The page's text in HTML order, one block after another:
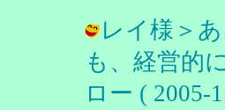
レイ様＞
も、経営的
ロー ( 2005-